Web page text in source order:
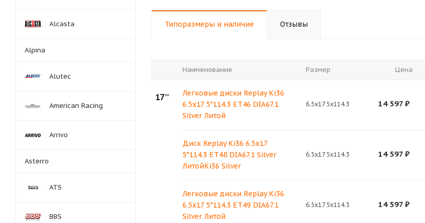
Типоразмеры и наличие Отзывы
Наименование Размер Цена
17''
Легковые диски Replay Ki36
6.5x17 5*114.3 ET46 DIA67.1
Silver Литой
6.5x17 5x114.3 14 597 ₽
Диск Replay Ki36 6.5x17
5*114.3 ET48 DIA67.1 Silver
ЛитойKi36 Silver
6.5x17 5x114.3 14 597 ₽
Легковые диски Replay Ki36
6.5x17 5*114.3 ET49 DIA67.1
Silver Литой
6.5x17 5x114.3 14 597 ₽
Alcasta
Alpina
Alutec
American Racing
Arrivo
Asterro
ATS
BBS